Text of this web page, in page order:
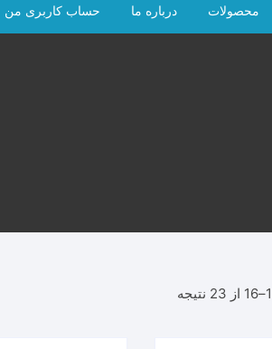
محصولات
دیتا لوازم خودرو
درباره ما حساب کاربری من